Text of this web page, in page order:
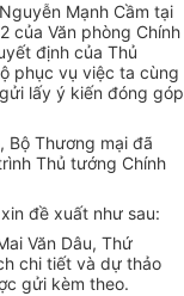
Mạnh Cầm tại
của Văn phòng Chính
định của Thủ
phục vụ việc ta cùng
lấy ý kiến đóng góp
Bộ Thương mại đã
Thủ tướng Chính
đề xuất như sau:
Văn Dâu, Thứ
chi tiết và dự thảo
gửi kèm theo.